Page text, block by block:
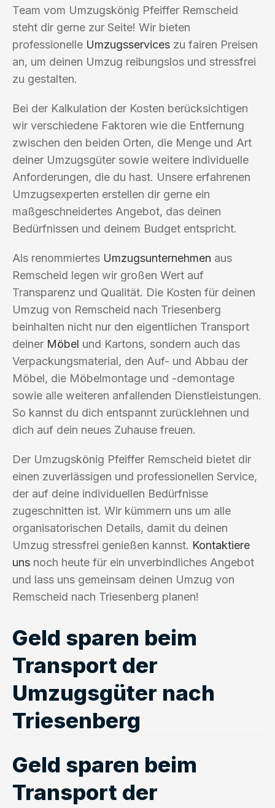
Team vom Umzugskönig Pfeiffer Remscheid
steht dir gerne zur Seite! Wir bieten
professionelle Umzugsservices zu fairen Preisen
an, um deinen Umzug reibungslos und stressfrei
zu gestalten.
Bei der Kalkulation der Kosten berücksichtigen
wir verschiedene Faktoren wie die Entfernung
zwischen den beiden Orten, die Menge und Art
deiner Umzugsgüter sowie weitere individuelle
Anforderungen, die du hast. Unsere erfahrenen
Umzugsexperten erstellen dir gerne ein
maßgeschneidertes Angebot, das deinen
Bedürfnissen und deinem Budget entspricht.
Als renommiertes Umzugsunternehmen aus
Remscheid legen wir großen Wert auf
Transparenz und Qualität. Die Kosten für deinen
Umzug von Remscheid nach Triesenberg
beinhalten nicht nur den eigentlichen Transport
deiner Möbel und Kartons, sondern auch das
Verpackungsmaterial, den Auf- und Abbau der
Möbel, die Möbelmontage und -demontage
sowie alle weiteren anfallenden Dienstleistungen.
So kannst du dich entspannt zurücklehnen und
dich auf dein neues Zuhause freuen.
Der Umzugskönig Pfeiffer Remscheid bietet dir
einen zuverlässigen und professionellen Service,
der auf deine individuellen Bedürfnisse
zugeschnitten ist. Wir kümmern uns um alle
organisatorischen Details, damit du deinen
Umzug stressfrei genießen kannst. Kontaktiere
uns noch heute für ein unverbindliches Angebot
und lass uns gemeinsam deinen Umzug von
Remscheid nach Triesenberg planen!
Geld sparen beim
Transport der
Umzugsgüter nach
Triesenberg
Geld sparen beim
Transport der